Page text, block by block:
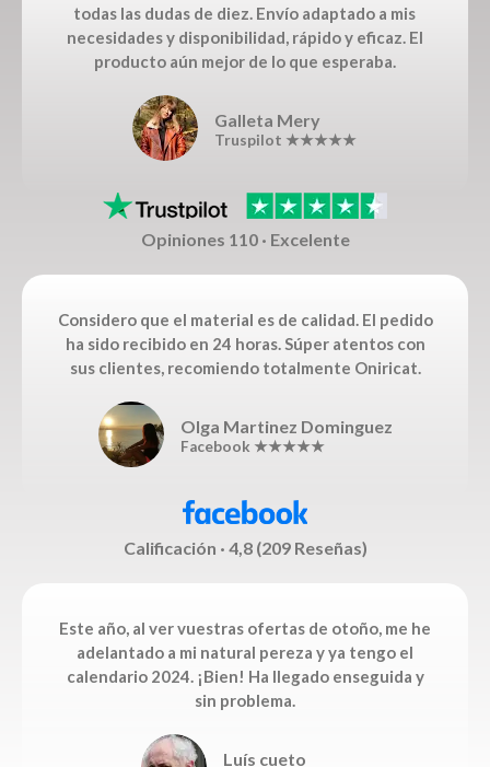
todas las dudas de diez. Envío adaptado a mis
necesidades y disponibilidad, rápido y eficaz. El
producto aún mejor de lo que esperaba.
Galleta Mery
Truspilot ★★★★★
Opiniones 110 · Excelente
Considero que el material es de calidad. El pedido
ha sido recibido en 24 horas. Súper atentos con
sus clientes, recomiendo totalmente Oniricat.
Olga Martinez Dominguez
Facebook ★★★★★
Calificación · 4,8 (209 Reseñas)
Este año, al ver vuestras ofertas de otoño, me he
adelantado a mi natural pereza y ya tengo el
calendario 2024. ¡Bien! Ha llegado enseguida y
sin problema.
Luís cueto